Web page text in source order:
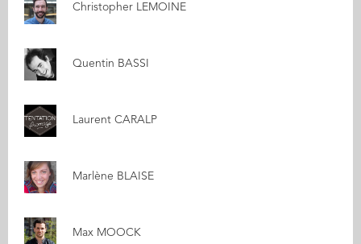
Christopher LEMOINE
Quentin BASSI
Laurent CARALP
Marlène BLAISE
Max MOOCK